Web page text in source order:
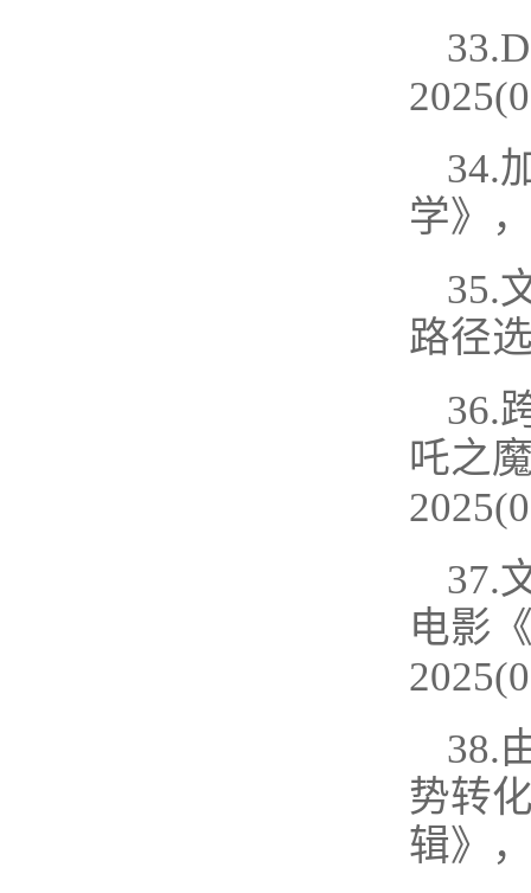
34.
学》
35.
路径
36.
吒之
37.
电影
38.
势转
辑》